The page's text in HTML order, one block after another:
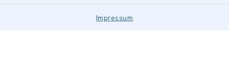
Impressum
Sitemap